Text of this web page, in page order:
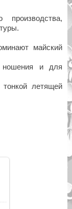
производства,
майский
ношения и для
летящей